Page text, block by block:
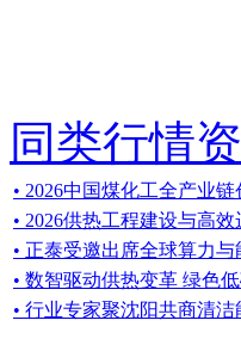
同类行情
• 2026中国煤化工全产业
• 2026供热工程建设与高
• 正泰受邀出席全球算力
• 数智驱动供热变革 绿色
• 行业专家聚沈阳共商清